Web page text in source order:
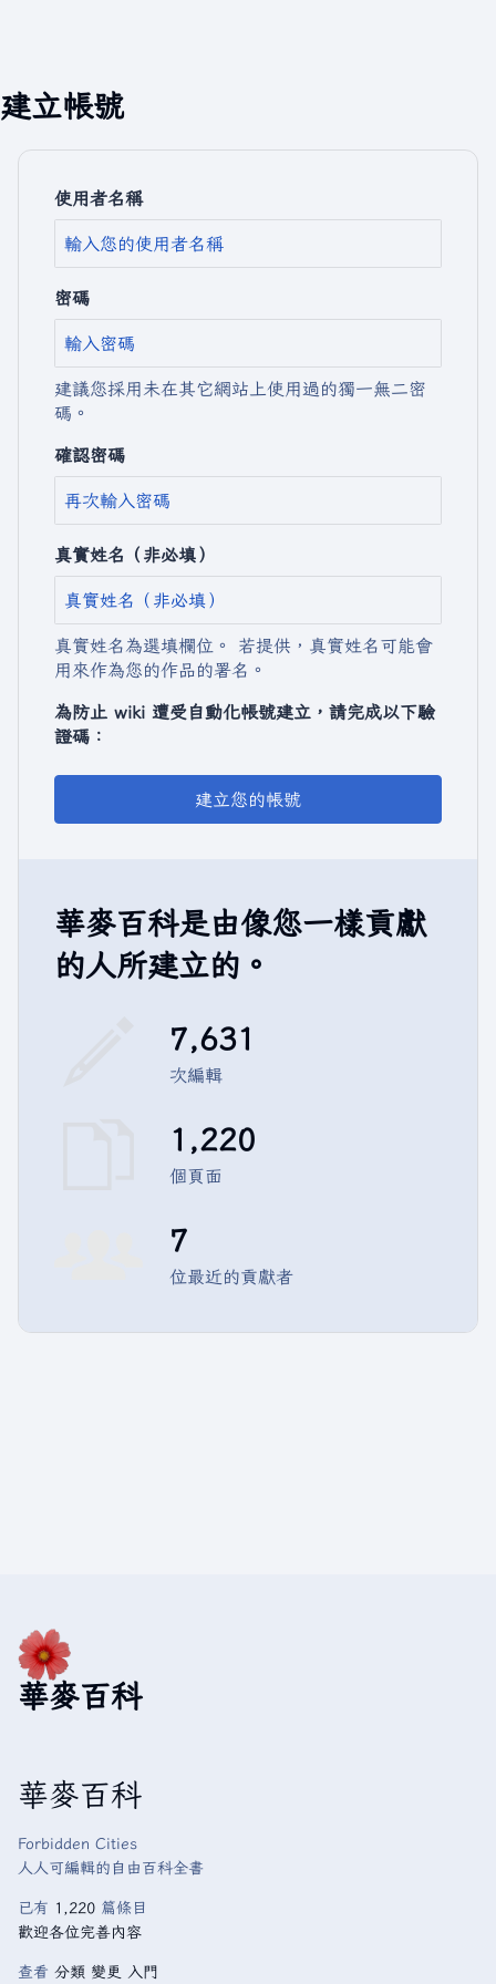
建立帳號
使用者名稱
密碼
建議您採用未在其它網站上使用過的獨一無二密
碼。
確認密碼
真實姓名（非必填）
真實姓名為選填欄位。 若提供，真實姓名可能會
用來作為您的作品的署名。
為防止 wiki 遭受自動化帳號建立，請完成以下驗
證碼：
建立您的帳號
華麥百科是由像您一樣貢獻
的人所建立的。
7,631
次編輯
1,220
個頁面
7
位最近的貢獻者
華麥百科
華麥百科
Forbidden Cities
人人可編輯的自由百科全書
已有 1,220 篇條目
歡迎各位完善內容
查看 分類 變更 入門